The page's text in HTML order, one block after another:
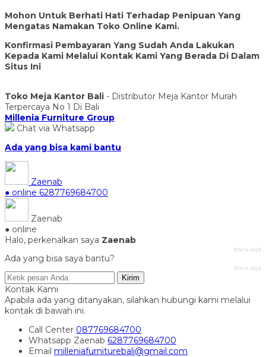
Mohon Untuk Berhati Hati Terhadap Penipuan Yang
Mengatas Namakan Toko Online Kami.
Konfirmasi Pembayaran Yang Sudah Anda Lakukan
Kepada Kami Melalui Kontak Kami Yang Berada Di Dalam
Situs Ini
Toko Meja Kantor Bali - Distributor Meja Kantor Murah
Terpercaya No 1 Di Bali
Millenia Furniture Group
Chat via Whatsapp
Ada yang bisa kami bantu
Zaenab
● online 6287769684700
Zaenab
● online
Halo, perkenalkan saya Zaenab
baru saja
Ada yang bisa saya bantu?
baru saja
Kirim
Kontak Kami
Apabila ada yang ditanyakan, silahkan hubungi kami melalui
kontak di bawah ini.
Call Center 087769684700
Whatsapp Zaenab 6287769684700
Email milleniafurniturebali@gmail.com